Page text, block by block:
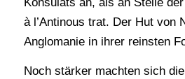
à l’Antinous trat. Der Hut von
Anglomanie in ihrer reinsten
Noch stärker machten sich